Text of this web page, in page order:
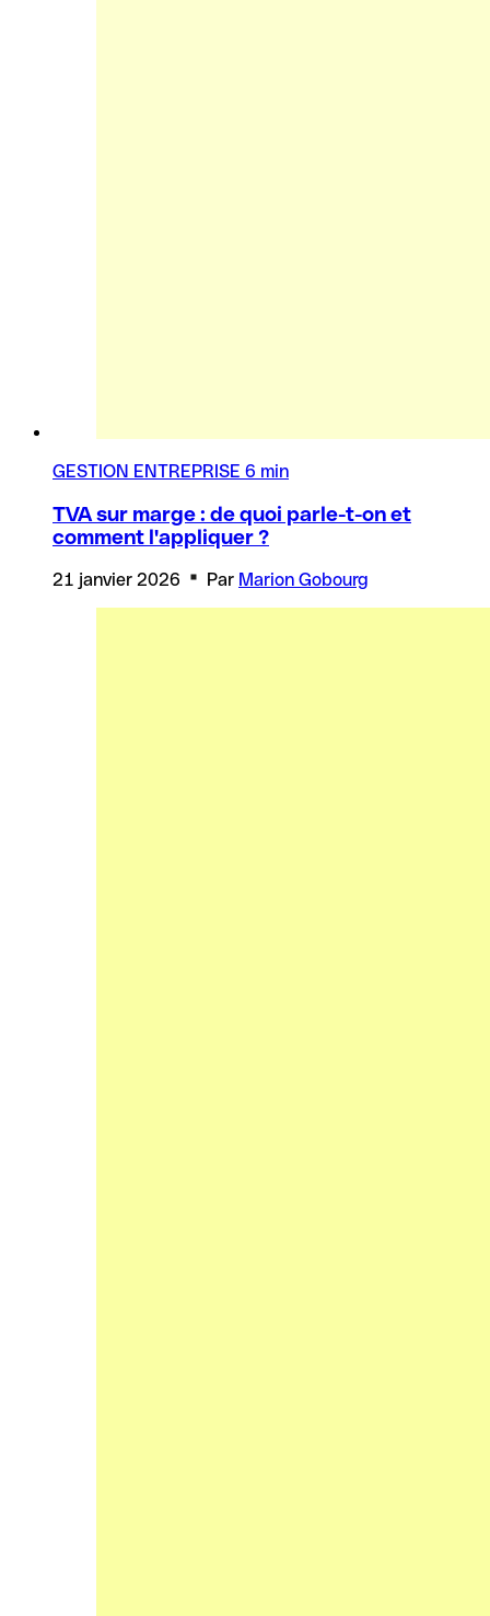
GESTION ENTREPRISE 6 min
TVA sur marge : de quoi parle-t-on et
comment l'appliquer ?
21 janvier 2026 Par Marion Gobourg